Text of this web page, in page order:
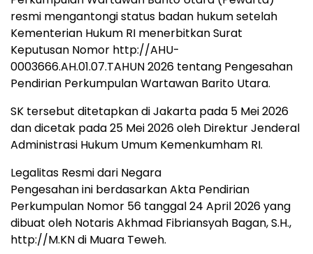
resmi mengantongi status badan hukum setelah
Kementerian Hukum RI menerbitkan Surat
Keputusan Nomor http://AHU-
0003666.AH.01.07.TAHUN 2026 tentang Pengesahan
Pendirian Perkumpulan Wartawan Barito Utara.
SK tersebut ditetapkan di Jakarta pada 5 Mei 2026
dan dicetak pada 25 Mei 2026 oleh Direktur Jenderal
Administrasi Hukum Umum Kemenkumham RI.
Legalitas Resmi dari Negara
Pengesahan ini berdasarkan Akta Pendirian
Perkumpulan Nomor 56 tanggal 24 April 2026 yang
dibuat oleh Notaris Akhmad Fibriansyah Bagan, S.H.,
http://M.KN di Muara Teweh.